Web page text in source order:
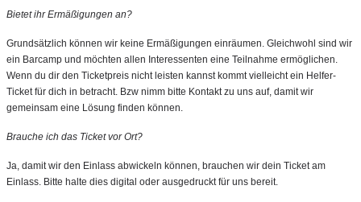
Bietet ihr Ermäßigungen an?
Grundsätzlich können wir keine Ermäßigungen einräumen. Gleichwohl sind wir
ein Barcamp und möchten allen Interessenten eine Teilnahme ermöglichen.
Wenn du dir den Ticketpreis nicht leisten kannst kommt vielleicht ein Helfer-
Ticket für dich in betracht. Bzw nimm bitte Kontakt zu uns auf, damit wir
gemeinsam eine Lösung finden können.
Brauche ich das Ticket vor Ort?
Ja, damit wir den Einlass abwickeln können, brauchen wir dein Ticket am
Einlass. Bitte halte dies digital oder ausgedruckt für uns bereit.